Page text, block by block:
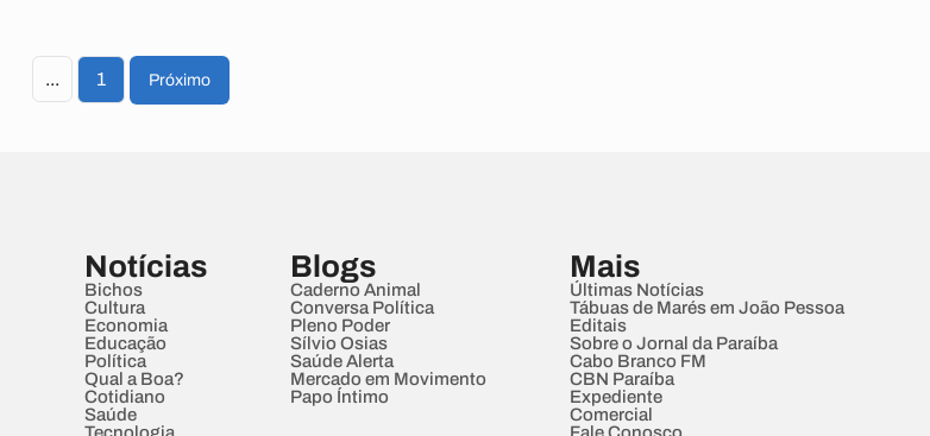
... 1 Próximo
Notícias
Bichos
Cultura
Economia
Educação
Política
Qual a Boa?
Cotidiano
Saúde
Blogs
Caderno Animal
Conversa Política
Pleno Poder
Sílvio Osias
Saúde Alerta
Mercado em Movimento
Papo Íntimo
Mais
Últimas Notícias
Tábuas de Marés em João Pessoa
Editais
Sobre o Jornal da Paraíba
Cabo Branco FM
CBN Paraíba
Expediente
Comercial